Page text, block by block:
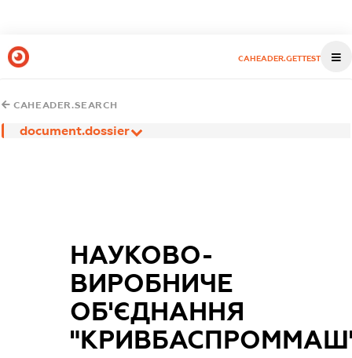
CAHEADER.GETTEST
CAHEADER.SEARCH
document.dossier
НАУКОВО-
ВИРОБНИЧЕ
ОБ'ЄДНАННЯ